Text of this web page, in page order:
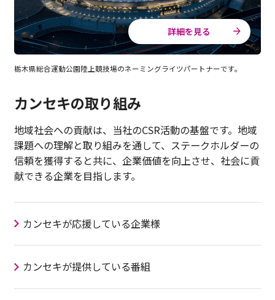
詳細を見る
栃木県総合運動公園陸上競技場のネーミングライツパートナーです。
カンセキの取り組み
地域社会への貢献は、当社のCSR活動の基盤です。地域
課題への理解と取り組みを通して、ステークホルダーの
信頼を獲得すると共に、企業価値を向上させ、社会に貢
献できる企業を目指します。
カンセキが応援している企業様
カンセキが提供している番組